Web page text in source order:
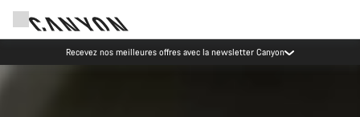
Événements Canyon